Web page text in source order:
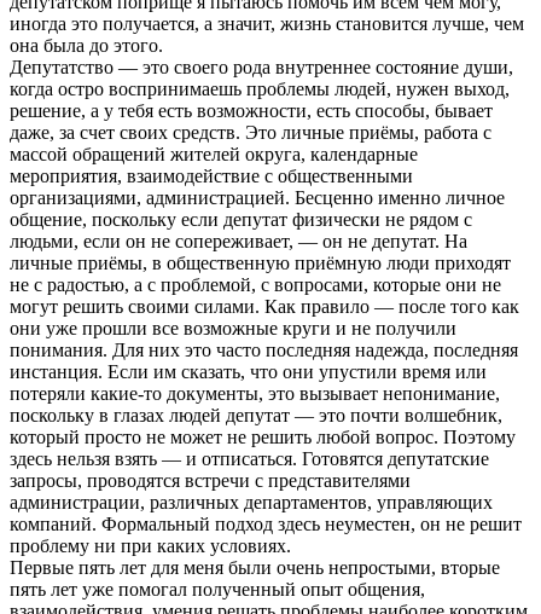
иногда это получается, а значит, жизнь становится лучше, чем
она была до этого.
Депутатство — это своего рода внутреннее состояние души,
когда остро воспринимаешь проблемы людей, нужен выход,
решение, а у тебя есть возможности, есть способы, бывает
даже, за счет своих средств. Это личные приёмы, работа с
массой обращений жителей округа, календарные
мероприятия, взаимодействие с общественными
организациями, администрацией. Бесценно именно личное
общение, поскольку если депутат физически не рядом с
людьми, если он не сопереживает, — он не депутат. На
личные приёмы, в общественную приёмную люди приходят
не с радостью, а с проблемой, с вопросами, которые они не
могут решить своими силами. Как правило — после того как
они уже прошли все возможные круги и не получили
понимания. Для них это часто последняя надежда, последняя
инстанция. Если им сказать, что они упустили время или
потеряли какие-то документы, это вызывает непонимание,
поскольку в глазах людей депутат — это почти волшебник,
который просто не может не решить любой вопрос. Поэтому
здесь нельзя взять — и отписаться. Готовятся депутатские
запросы, проводятся встречи с представителями
администрации, различных департаментов, управляющих
компаний. Формальный подход здесь неуместен, он не решит
проблему ни при каких условиях.
Первые пять лет для меня были очень непростыми, вторые
пять лет уже помогал полученный опыт общения,